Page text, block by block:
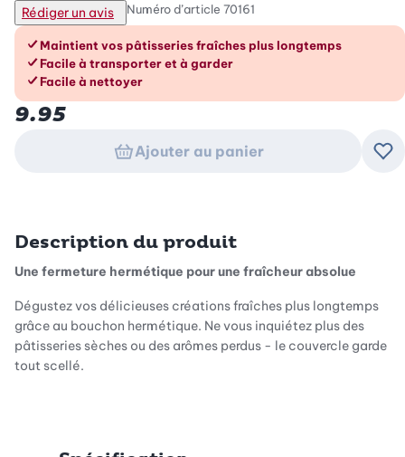
Rédiger un avis Numéro d’article 70161
Les avantages en un coup d’œil
Maintient vos pâtisseries fraîches plus longtemps
Facile à transporter et à garder
Facile à nettoyer
9.95
Ajouter au panier
Description du produit
Une fermeture hermétique pour une fraîcheur absolue
Dégustez vos délicieuses créations fraîches plus longtemps
grâce au bouchon hermétique. Ne vous inquiétez plus des
pâtisseries sèches ou des arômes perdus - le couvercle garde
tout scellé.